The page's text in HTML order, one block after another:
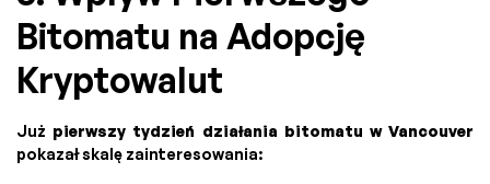
Bitomatu na Adopcję
Kryptowalut
Już pierwszy tydzień działania bitomatu w Vancouver
pokazał skalę zainteresowania: